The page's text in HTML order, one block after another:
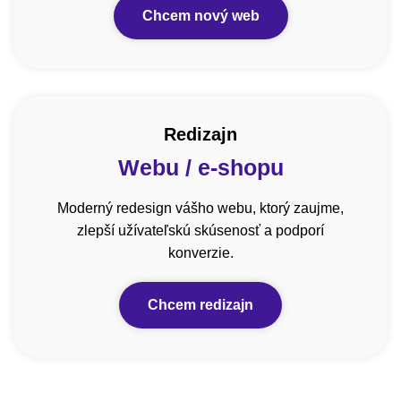
Chcem nový web
Redizajn
Webu / e-shopu
Moderný redesign vášho webu, ktorý zaujme,
zlepší užívateľskú skúsenosť a podporí
konverzie.
Chcem redizajn